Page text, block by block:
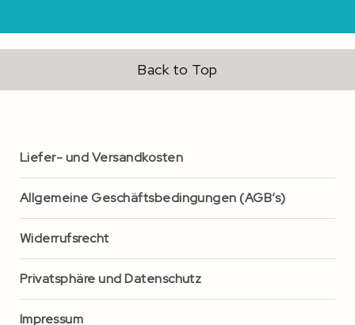
Back to Top
Liefer- und Versandkosten
Allgemeine Geschäftsbedingungen (AGB’s)
Widerrufsrecht
Privatsphäre und Datenschutz
Impressum